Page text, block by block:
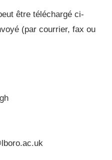
être téléchargé ci-
(par courrier, fax ou